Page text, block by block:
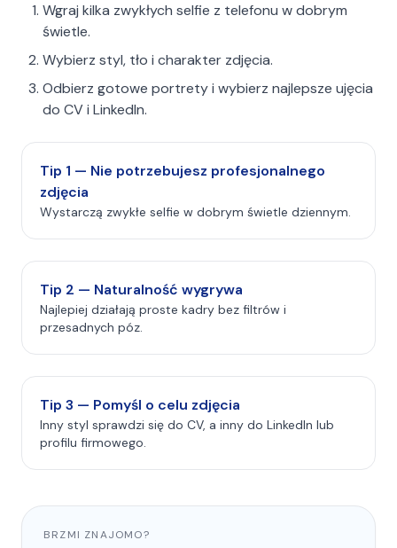
Wgraj kilka zwykłych selfie z telefonu w dobrym
świetle.
Wybierz styl, tło i charakter zdjęcia.
Odbierz gotowe portrety i wybierz najlepsze ujęcia
do CV i LinkedIn.
Tip 1 — Nie potrzebujesz profesjonalnego
zdjęcia
Wystarczą zwykłe selfie w dobrym świetle dziennym.
Tip 2 — Naturalność wygrywa
Najlepiej działają proste kadry bez filtrów i
przesadnych póz.
Tip 3 — Pomyśl o celu zdjęcia
Inny styl sprawdzi się do CV, a inny do LinkedIn lub
profilu firmowego.
BRZMI ZNAJOMO?